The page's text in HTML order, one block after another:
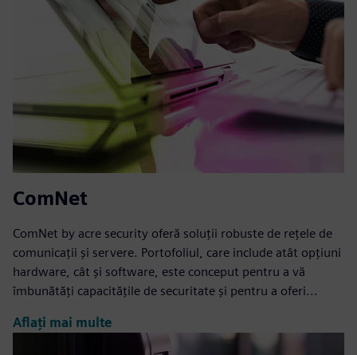
ComNet
ComNet by acre security oferă soluții robuste de rețele de
comunicații și servere. Portofoliul, care include atât opțiuni
hardware, cât și software, este conceput pentru a vă
îmbunătăți capacitățile de securitate și pentru a oferi...
Aflați mai multe